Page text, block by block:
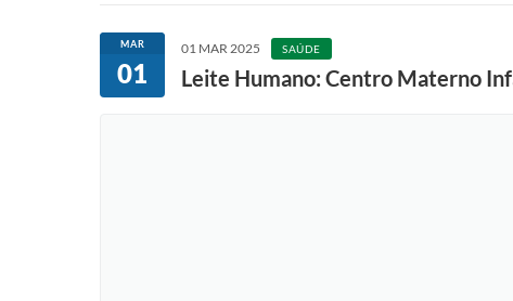
MAR
01
01 MAR 2025 SAÚDE
Leite Humano: Centro Materno